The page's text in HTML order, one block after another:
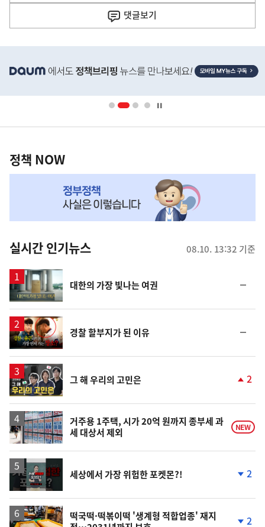
기
댓글보기
단
영
책
NOW,
뉴
스
정책 NOW
실시간 인기뉴스 08.10. 13:32 기준
영
상
대한의 가장 빛나는 여권
일
영
상
경찰 할부지가 된 이유
일
영
상
그 해 우리의 고민은
상
승
2
거주용 1주택, 시가 20억 원까지 종부세 과
세 대상서 제외
NEW
영
세상에서 가장 위험한 포켓몬?!
하
2
떡국떡·떡볶이떡 '생계형 적합업종' 재지
2